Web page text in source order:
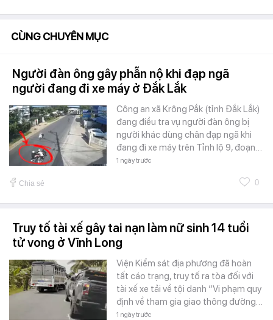
CÙNG CHUYÊN MỤC
Người đàn ông gây phẫn nộ khi đạp ngã
người đang đi xe máy ở Đắk Lắk
Công an xã Krông Pắk (tỉnh Đắk Lắk)
đang điều tra vụ người đàn ông bị
người khác dùng chân đạp ngã khi
đang đi xe máy trên Tỉnh lộ 9, đoạn…
1 ngày trước
Chia sẻ 0
Truy tố tài xế gây tai nạn làm nữ sinh 14 tuổi
tử vong ở Vĩnh Long
Viện Kiểm sát địa phương đã hoàn
tất cáo trạng, truy tố ra tòa đối với
tài xế xe tải về tội danh “Vi phạm quy
định về tham gia giao thông đường…
1 ngày trước